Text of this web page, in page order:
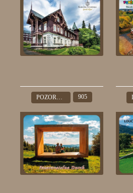
POZOROVATELNA DURCH 905